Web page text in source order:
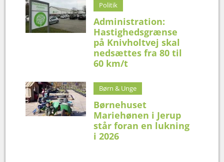
Politik
Administration:
Hastighedsgrænse
på Knivholtvej skal
nedsættes fra 80 til
60 km/t
Børn & Unge
Børnehuset
Mariehønen i Jerup
står foran en lukning
i 2026